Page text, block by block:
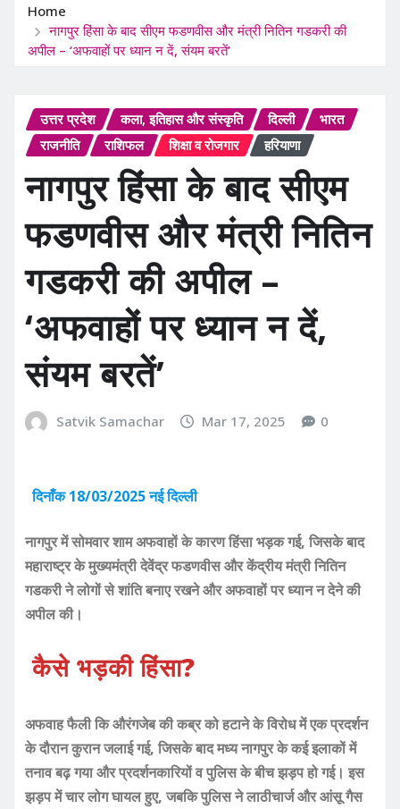
Home
नागपुर हिंसा के बाद सीएम फडणवीस और मंत्री नितिन गडकरी की
अपील – ‘अफवाहों पर ध्यान न दें, संयम बरतें’
उत्तर प्रदेश कला, इतिहास और संस्कृति दिल्ली
भारत
राजनीति
राशिफल शिक्षा व रोजगार हरियाणा
नागपुर हिंसा के बाद सीएम
फडणवीस और मंत्री नितिन
गडकरी की अपील –
‘अफवाहों पर ध्यान न दें,
संयम बरतें’
Satvik Samachar Mar 17, 2025 0
दिनाँक 18/03/2025 नई दिल्ली
नागपुर में सोमवार शाम अफवाहों के कारण हिंसा भड़क गई, जिसके बाद
महाराष्ट्र के मुख्यमंत्री देवेंद्र फडणवीस और केंद्रीय मंत्री नितिन
गडकरी ने लोगों से शांति बनाए रखने और अफवाहों पर ध्यान न देने की
अपील की।
कैसे भड़की हिंसा?
अफवाह फैली कि औरंगजेब की कब्र को हटाने के विरोध में एक प्रदर्शन
के दौरान कुरान जलाई गई, जिसके बाद मध्य नागपुर के कई इलाकों में
तनाव बढ़ गया और प्रदर्शनकारियों व पुलिस के बीच झड़प हो गई। इस
झड़प में चार लोग घायल हुए, जबकि पुलिस ने लाठीचार्ज और आंसू गैस